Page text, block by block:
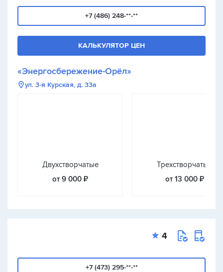
+7 (486) 248-**-**
КАЛЬКУЛЯТОР ЦЕН
«Энергосбережение-Орёл»
ул. 3-я Курская, д. 33а
Двухстворчатые
от 9 000 ₽
Трехстворчатые
от 13 000 ₽
4
+7 (473) 295-**-**